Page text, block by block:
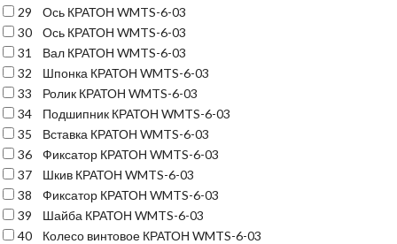
29
Ось КРАТОН WMTS-6-03
30
Ось КРАТОН WMTS-6-03
31
Вал КРАТОН WMTS-6-03
32
Шпонка КРАТОН WMTS-6-03
33
Ролик КРАТОН WMTS-6-03
34
Подшипник КРАТОН WMTS-6-03
35
Вставка КРАТОН WMTS-6-03
36
Фиксатор КРАТОН WMTS-6-03
37
Шкив КРАТОН WMTS-6-03
38
Фиксатор КРАТОН WMTS-6-03
39
Шайба КРАТОН WMTS-6-03
40
Колесо винтовое КРАТОН WMTS-6-03